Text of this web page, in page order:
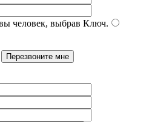
человек, выбрав Ключ.